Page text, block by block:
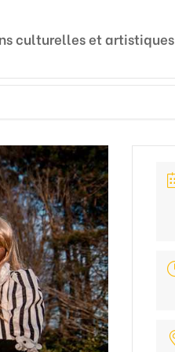
culturelles et artistiques